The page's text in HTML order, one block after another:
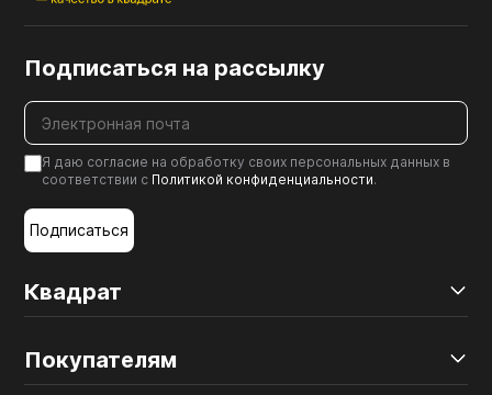
Квадрат
Покупателям
Подписаться на рассылку
Я даю согласие на обработку своих персональных данных в
соответствии с Политикой конфиденциальности.
Подписаться